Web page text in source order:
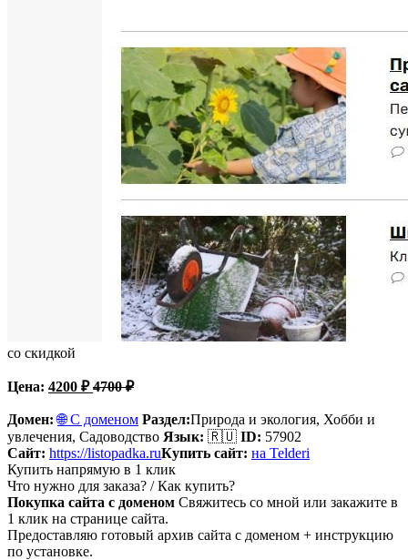
со скидкой
Цена: 4200 ₽ 4700₽
Домен: 🌐 С доменом Раздел:Природа и экология, Хобби и
увлечения, Садоводство Язык: 🇷🇺 ID: 57902
Сайт: https://listopadka.ruКупить сайт: на Telderi
Купить напрямую в 1 клик
Что нужно для заказа? / Как купить?
Покупка сайта с доменом Свяжитесь со мной или закажите в
1 клик на странице сайта.
Предоставляю готовый архив сайта с доменом + инструкцию
по установке.